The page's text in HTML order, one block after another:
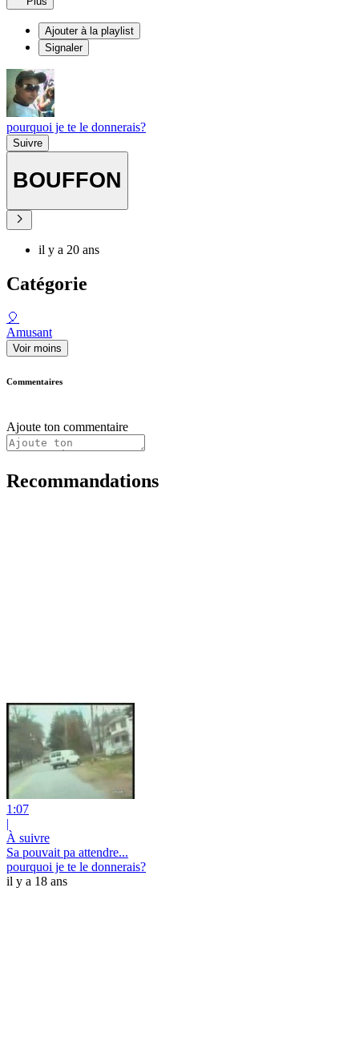
Ajouter à la playlist
Signaler
pourquoi je te le donnerais?
Suivre
BOUFFON
il y a 20 ans
Catégorie
🎈
Amusant
Voir moins
Commentaires
Ajoute ton commentaire
Recommandations
1:07
|
À suivre
Sa pouvait pa attendre...
pourquoi je te le donnerais?
il y a 18 ans